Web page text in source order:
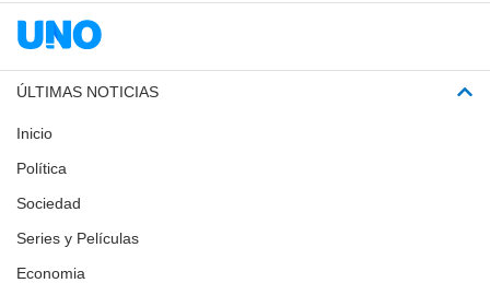
ÚLTIMAS NOTICIAS
Inicio
Política
Sociedad
Series y Películas
Economia